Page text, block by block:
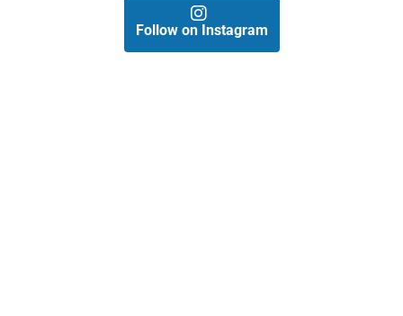
Follow on Instagram